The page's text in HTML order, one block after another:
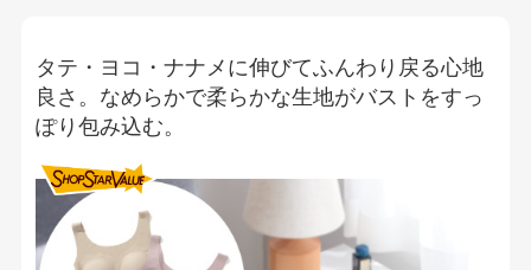
タテ・ヨコ・ナナメに伸びてふんわり戻る心地
良さ。なめらかで柔らかな生地がバストをすっ
ぽり包み込む。